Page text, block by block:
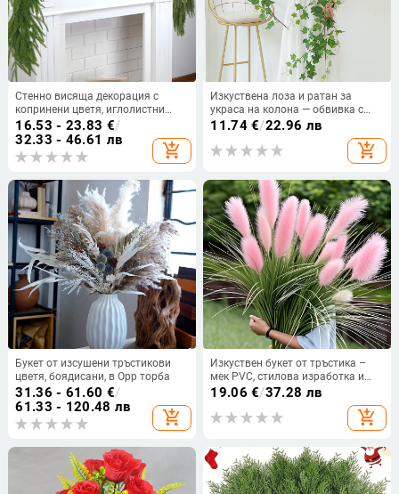
Стенно висяща декорация с
копринени цветя, иглолистни
иглички и ратанова лоза за
сватби и домашна украса
16.53 - 23.83 €/
32.33 - 46.61 лв
add_shopping_cart
Изкуствена лоза и ратан за
украса на колона — обвивка с
листа и растения
11.74€/22.96 лв
add_shopping_cart
Букет от изсушени тръстикови
цветя, боядисани, в Opp торба
31.36 - 61.60 €/
61.33 - 120.48 лв
add_shopping_cart
Изкуствен букет от тръстика –
мек PVC, стилова изработка и
инжекционно формиране,
разновидност, за сватба, открити
декорация
19.06 €/37.28 лв
add_shopping_cart